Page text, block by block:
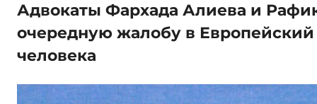
Адвокаты Фархада Алиева и
очередную жалобу в Европейский
человека